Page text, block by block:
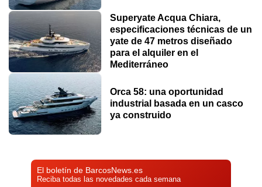
Superyate Acqua Chiara,
especificaciones técnicas de un
yate de 47 metros diseñado
para el alquiler en el
Mediterráneo
Orca 58: una oportunidad
industrial basada en un casco
ya construido
El boletín de BarcosNews.es
Reciba todas las novedades cada semana